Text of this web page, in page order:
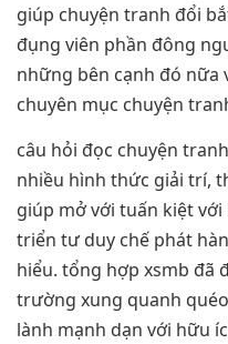
giúp chuyện tranh đổi
đụng viên phần đông
những bên cạnh đó nữa
chuyên mục chuyện
câu hỏi đọc chuyện
nhiều hình thức giải trí,
giúp mở với tuấn kiệt
triển tư duy chế phát
hiểu. tổng hợp xsmb đã
trường xung quanh
lành mạnh dạn với hữu